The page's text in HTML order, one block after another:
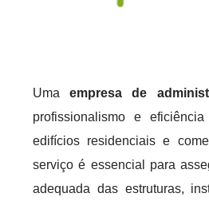
Umaempresa de
profissionalismo e
edifícios residenciais e
serviço é essencial para
adequada das estruturas,